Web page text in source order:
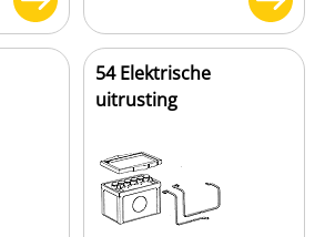
54 Elektrische
uitrusting